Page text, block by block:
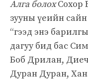
Алга болохСохор
зууны үеийн
“гээд энэ
дагуу бид бас
Боб Дрилан,
Дуран Дуран,